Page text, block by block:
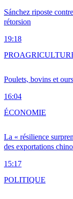
Sánchez riposte
rétorsion
19:18
Poulets, bovins et
16:04
PRO
La « résilience
des exportations
15:17
ÉCONOMIE
POLITIQUE